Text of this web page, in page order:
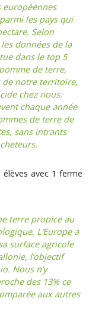
européennes
les pays qui
Selon
données de la
dans le top 5
de terre,
de notre territoire,
chez nous.
chaque année
de terre de
sans intrants
avec 1 ferme
terre propice au
L’Europe a
surface agricole
l’objectif
Nous n’y
des 13% ce
aux autres